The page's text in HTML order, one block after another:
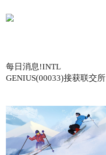
每日消息!INTL
GENIUS(00033)接获联交所